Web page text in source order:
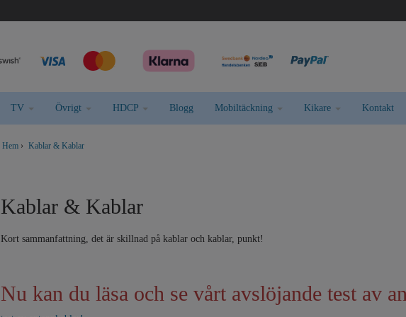
TV Övrigt HDCP Blogg Mobiltäckning Kikare Kontakt
Hem › Kablar & Kablar
Kablar & Kablar
Kort sammanfattning, det är skillnad på kablar och kablar, punkt!
Nu kan du läsa och se vårt avslöjande test av